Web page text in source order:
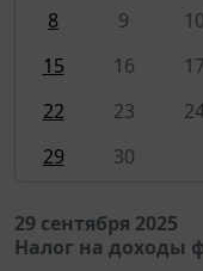
8
9 10
15
16 17
22
23
29
30
29 сентября 2025
Налог на доходы